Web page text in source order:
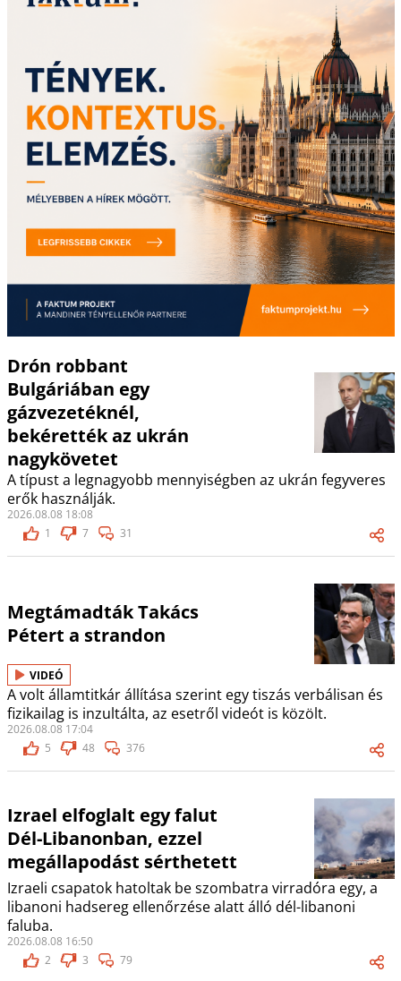
Drón robbant
Bulgáriában egy
gázvezetéknél,
bekérették az ukrán
nagykövetet
A típust a legnagyobb mennyiségben az ukrán fegyveres
erők használják.
2026.08.08 18:08
1
7 31
Megtámadták Takács
Pétert a strandon
VIDEÓ
A volt államtitkár állítása szerint egy tiszás verbálisan és
fizikailag is inzultálta, az esetről videót is közölt.
2026.08.08 17:04
5
48 376
Izrael elfoglalt egy falut
Dél-Libanonban, ezzel
megállapodást sérthetett
Izraeli csapatok hatoltak be szombatra virradóra egy, a
libanoni hadsereg ellenőrzése alatt álló dél-libanoni
faluba.
2026.08.08 16:50
2
3 79